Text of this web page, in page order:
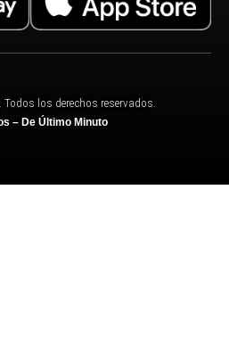
los derechos reservados.
– De Último Minuto